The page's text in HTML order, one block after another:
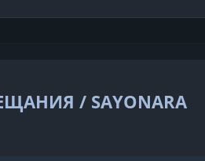
/ SAYONARA